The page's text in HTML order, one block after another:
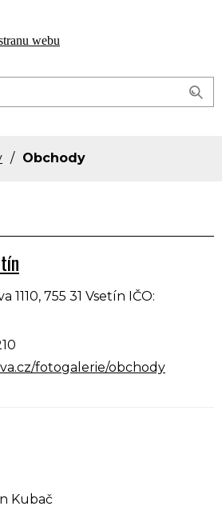
obce
Obchody
1110, 755 31 Vsetín IČO:
fotogalerie/obchody
Kubač